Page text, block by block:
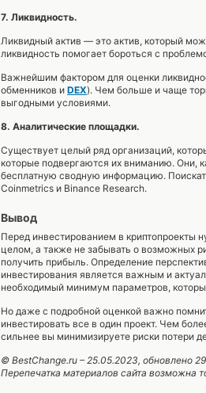
7. Ликвидность.
Ликвидный актив — это актив, который
ликвидность помогает бороться с
Важнейшим фактором для оценки
обменников и DEX). Чем больше и чаще
выгодными условиями.
8. Аналитические площадки.
Существует целый ряд организаций,
которые подвергаются их вниманию. Они,
бесплатную сводную информацию.
Coinmetrics и Binance Research.
Вывод
Перед инвестированием в криптопроекты
целом, а также не забывать о возможных
получить прибыль. Определение
инвестирования является важным и
необходимый минимум параметров,
Но даже с подробной оценкой важно
инвестировать все в один проект. Чем
сильнее вы минимизируете риски потери
© BestChange.ru –25.05.2023, обновлено
Перепечатка материалов сайта возможна